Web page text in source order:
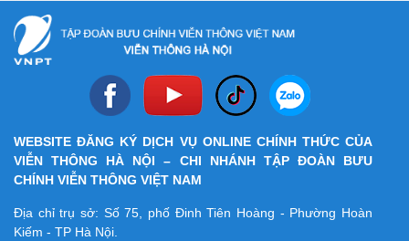
WEBSITE ĐĂNG KÝ DỊCH VỤ ONLINE CHÍNH THỨC CỦA
VIỄN THÔNG HÀ NỘI – CHI NHÁNH TẬP ĐOÀN BƯU
CHÍNH VIỄN THÔNG VIỆT NAM
Địa chỉ trụ sở: Số 75, phố Đinh Tiên Hoàng - Phường Hoàn
Kiếm - TP Hà Nội.